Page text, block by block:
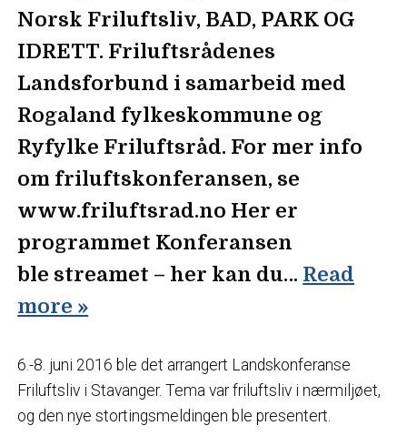
Norsk Friluftsliv, BAD, PARK OG
IDRETT. Friluftsrådenes
Landsforbund i samarbeid med
Rogaland fylkeskommune og
Ryfylke Friluftsråd. For mer info
om friluftskonferansen, se
www.friluftsrad.no Her er
programmet Konferansen
ble streamet – her kan du… Read
more »
6.-8. juni 2016 ble det arrangert Landskonferanse
Friluftsliv i Stavanger. Tema var friluftsliv i nærmiljøet,
og den nye stortingsmeldingen ble presentert.